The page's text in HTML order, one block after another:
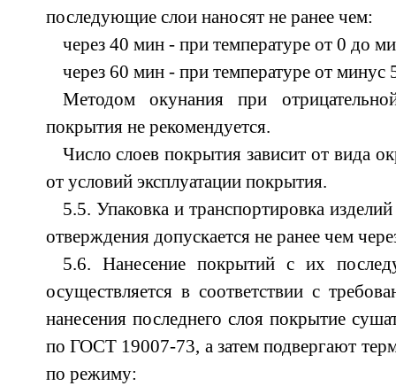
последующие слои наносят не ранее чем:
через 40 мин - при температуре от 0 до
через 60 мин - при температуре от минус
Методом окунания при
покрытия не рекомендуется.
Число слоев покрытия зависит от вида
от условий эксплуатации покрытия.
5.5. Упаковка и транспортировка
отверждения допускается не ранее чем
5.6. Нанесение покрытий с их
осуществляется в соответствии с
нанесения последнего слоя покрытие
по ГОСТ 19007-73, а затем подвергают
по режиму: